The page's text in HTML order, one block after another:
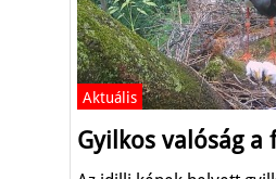
Aktuális
Gyilkos valóság a